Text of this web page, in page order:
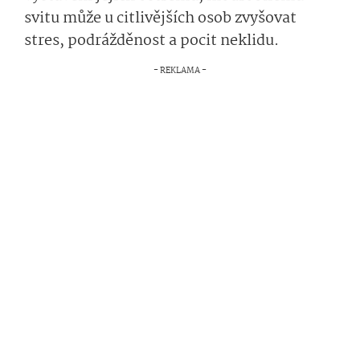
svitu může u citlivějších osob zvyšovat
stres, podrážděnost a pocit neklidu.